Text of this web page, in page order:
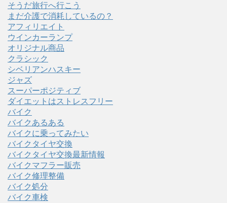
そうだ旅行へ行こう
まだ介護で消耗しているの？
アフィリエイト
ウインカーランプ
オリジナル商品
クラシック
シベリアンハスキー
ジャズ
スーパーポジティブ
ダイエットはストレスフリー
バイク
バイクあるある
バイクに乗ってみたい
バイクタイヤ交換
バイクタイヤ交換最新情報
バイクマフラー販売
バイク修理整備
バイク処分
バイク車検